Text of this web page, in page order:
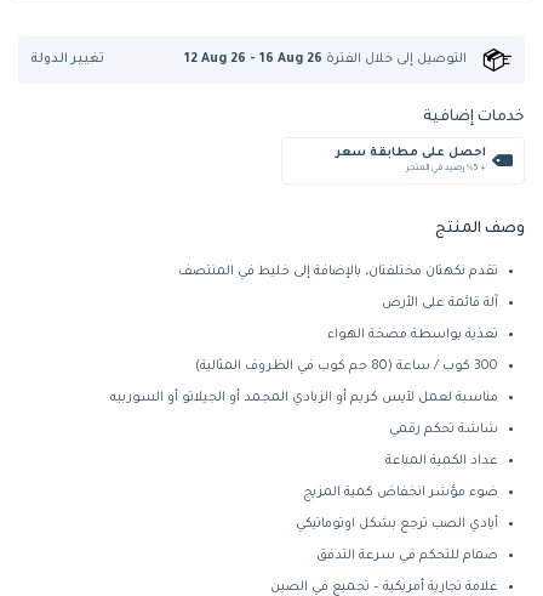
التوصيل إلى خلال الفترة 12 Aug 26 - 16 Aug 26 تغيير الدولة
خدمات إضافية
احصل على مطابقة سعر
+ %5 رصيد في المتجر
وصف المنتج
تقدم نكهتان مختلفتان، بالإضافة إلى خليط في المنتصف
آلة قائمة على الأرض
تغذية بواسطة مضخة الهواء
300 كوب / ساعة (80 جم كوب في الظروف المثالية)
مناسبة لعمل لآيس كريم أو الزبادي المجمد أو الجيلاتو أو السوربيه
شاشة تحكم رقمي
عداد الكمية المباعة
ضوء مؤشر انخفاض كمية المزيج
أيادي الصب ترجع بشكل اوتوماتيكي
صمام للتحكم في سرعة التدفق
علامة تجارية أمريكية – تجميع في الصين